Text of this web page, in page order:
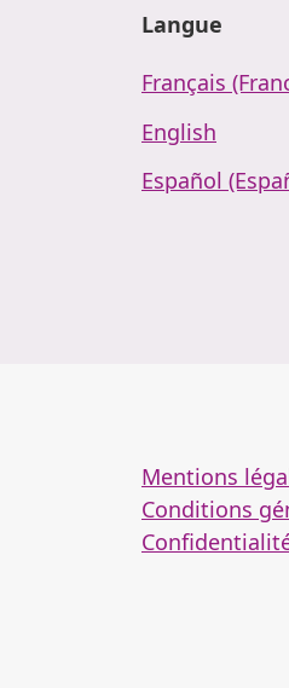
Langue
Français
English
Español
Mentions
Conditions